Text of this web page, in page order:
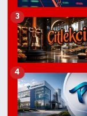
3
4